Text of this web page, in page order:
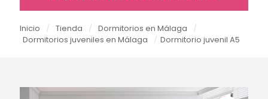
Inicio / Tienda / Dormitorios en Málaga
/
Dormitorios juveniles en Málaga
/ Dormitorio juvenil A5